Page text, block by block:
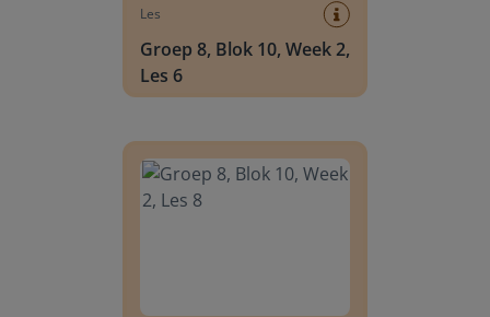
Les
Groep 8, Blok 10, Week 2,
Les 6